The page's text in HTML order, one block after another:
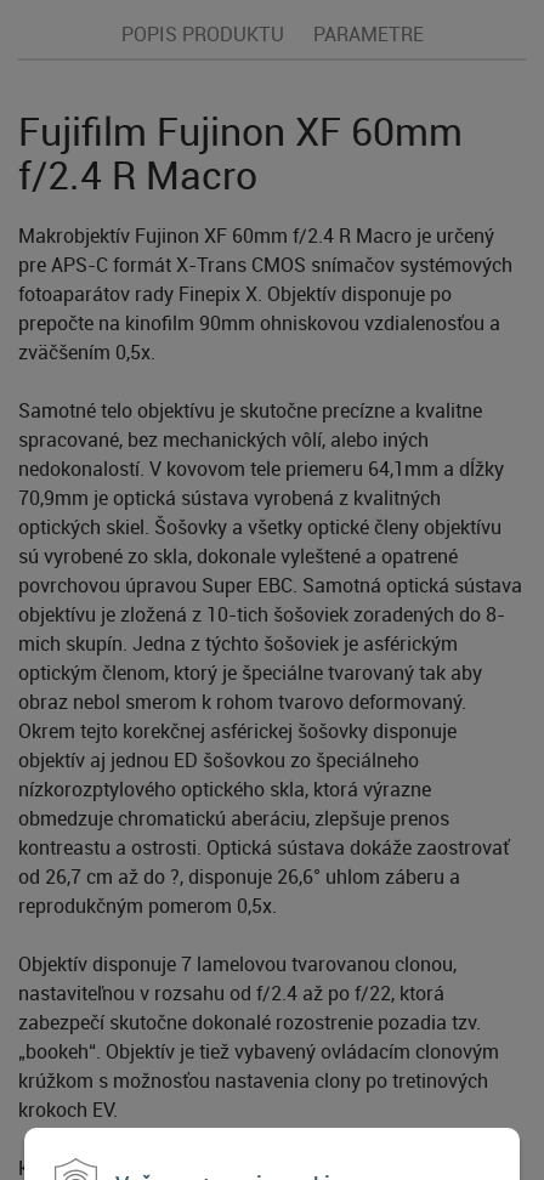
POPIS PRODUKTU PARAMETRE
Fujifilm Fujinon XF 60mm
f/2.4 R Macro
Makrobjektív Fujinon XF 60mm f/2.4 R Macro je určený
pre APS-C formát X-Trans CMOS snímačov systémových
fotoaparátov rady Finepix X. Objektív disponuje po
prepočte na kinofilm 90mm ohniskovou vzdialenosťou a
zväčšením 0,5x.
Samotné telo objektívu je skutočne precízne a kvalitne
spracované, bez mechanických vôlí, alebo iných
nedokonalostí. V kovovom tele priemeru 64,1mm a dĺžky
70,9mm je optická sústava vyrobená z kvalitných
optických skiel. Šošovky a všetky optické členy objektívu
sú vyrobené zo skla, dokonale vyleštené a opatrené
povrchovou úpravou Super EBC. Samotná optická sústava
objektívu je zložená z 10-tich šošoviek zoradených do 8-
mich skupín. Jedna z týchto šošoviek je asférickým
optickým členom, ktorý je špeciálne tvarovaný tak aby
obraz nebol smerom k rohom tvarovo deformovaný.
Okrem tejto korekčnej asférickej šošovky disponuje
objektív aj jednou ED šošovkou zo špeciálneho
nízkorozptylového optického skla, ktorá výrazne
obmedzuje chromatickú aberáciu, zlepšuje prenos
kontreastu a ostrosti. Optická sústava dokáže zaostrovať
od 26,7 cm až do ?, disponuje 26,6° uhlom záberu a
reprodukčným pomerom 0,5x.
Objektív disponuje 7 lamelovou tvarovanou clonou,
nastaviteľnou v rozsahu od f/2.4 až po f/22, ktorá
zabezpečí skutočne dokonalé rozostrenie pozadia tzv.
„bookeh“. Objektív je tiež vybavený ovládacím clonovým
krúžkom s možnosťou nastavenia clony po tretinových
krokoch EV.
Keď v ruke držíte kovové telo objektívu a otáčate dokonale